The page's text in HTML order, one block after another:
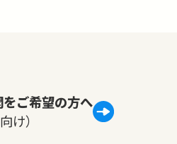
ご希望の方へ
け）